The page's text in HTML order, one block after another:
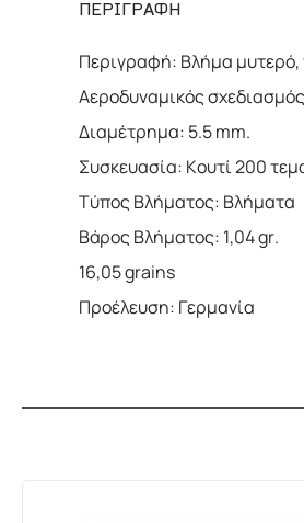
ΠΕΡΙΓΡΑΦΗ
Περιγραφή: Βλήμα μυτερό,
Αεροδυναμικός
Διαμέτρημα: 5.5 mm.
Συσκευασία: Κουτί 200
Τύπος Βλήματος: Βλήματα
Βάρος Βλήματος: 1,04 gr.
16,05 grains
Προέλευση: Γερμανία